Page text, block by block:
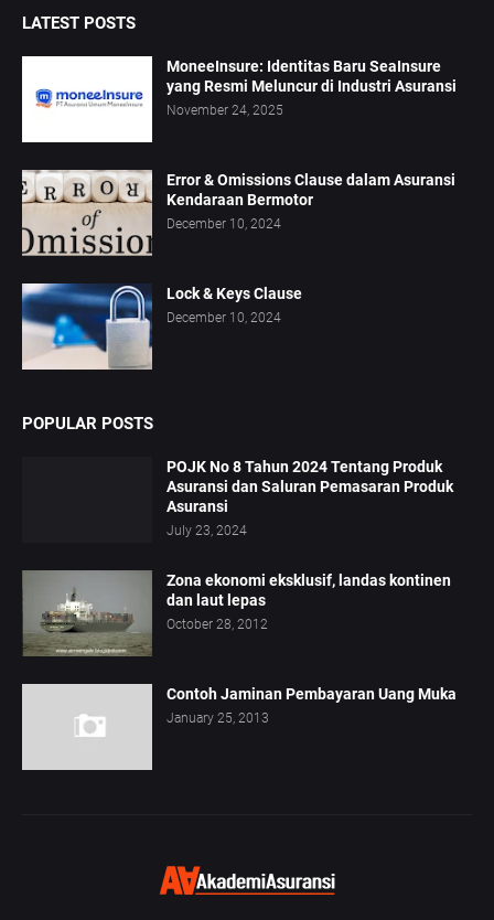
LATEST POSTS
MoneeInsure: Identitas Baru SeaInsure
yang Resmi Meluncur di Industri Asuransi
November 24, 2025
Error & Omissions Clause dalam Asuransi
Kendaraan Bermotor
December 10, 2024
Lock & Keys Clause
December 10, 2024
POPULAR POSTS
POJK No 8 Tahun 2024 Tentang Produk
Asuransi dan Saluran Pemasaran Produk
Asuransi
July 23, 2024
Zona ekonomi eksklusif, landas kontinen
dan laut lepas
October 28, 2012
Contoh Jaminan Pembayaran Uang Muka
January 25, 2013